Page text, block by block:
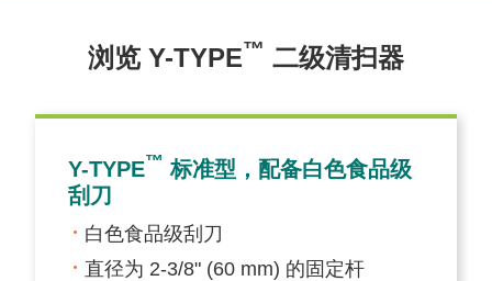
浏览 Y-TYPE™ 二级清扫器
Y-TYPE™ 标准型，配备白色食品级
刮刀
白色食品级刮刀
直径为 2-3/8" (60 mm) 的固定杆